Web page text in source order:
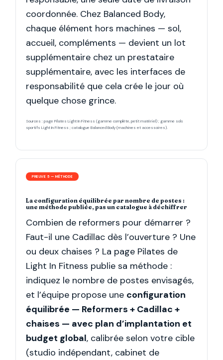
coordonnée. Chez Balanced Body,
chaque élément hors machines — sol,
accueil, compléments — devient un lot
supplémentaire chez un prestataire
supplémentaire, avec les interfaces de
responsabilité que cela crée le jour où
quelque chose grince.
Sources : page Pilates Light In Fitness (gamme complète, petit matériel) ; gamme sols
sportifs Light In Fitness ; catalogue Balanced Body (machines et accessoires).
PREUVE 5 — MÉTHODE
La configuration équilibrée par nombre de postes :
une méthode publiée, pas un catalogue à déchiffrer
Combien de reformers pour démarrer ?
Faut-il une Cadillac dès l’ouverture ? Une
ou deux chaises ? La page Pilates de
Light In Fitness publie sa méthode :
indiquez le nombre de postes envisagés,
et l’équipe propose une configuration
équilibrée — Reformers + Cadillac +
chaises — avec plan d’implantation et
budget global, calibrée selon votre cible
(studio indépendant, cabinet de